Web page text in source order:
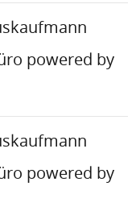
powered by
powered by